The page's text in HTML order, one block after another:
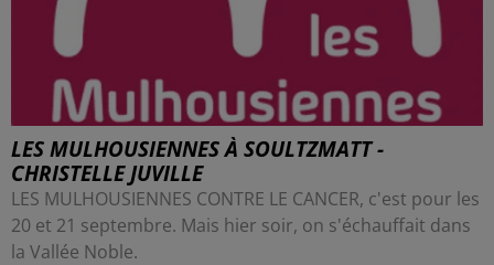
LES MULHOUSIENNES À SOULTZMATT -
CHRISTELLE JUVILLE
LES MULHOUSIENNES CONTRE LE CANCER, c'est pour les
20 et 21 septembre. Mais hier soir, on s'échauffait dans
la Vallée Noble.